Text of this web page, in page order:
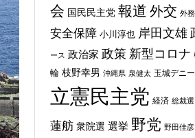
会 国民民主党 報道 外交 外
安全保障 小川淳也 岸田文雄
ース 政治家 政策 新型コロナ
輪 枝野幸男 沖縄県 泉健太 玉城デニー
立憲民主党 経済 総裁選
蓮舫 衆院選 選挙 野党 野田佳彦